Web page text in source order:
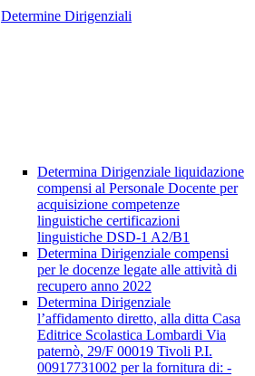
Determine Dirigenziali
Determina Dirigenziale liquidazione
compensi al Personale Docente per
acquisizione competenze
linguistiche certificazioni
linguistiche DSD-1 A2/B1
Determina Dirigenziale compensi
per le docenze legate alle attività di
recupero anno 2022
Determina Dirigenziale
l’affidamento diretto, alla ditta Casa
Editrice Scolastica Lombardi Via
paternò, 29/F 00019 Tivoli P.I.
00917731002 per la fornitura di: -